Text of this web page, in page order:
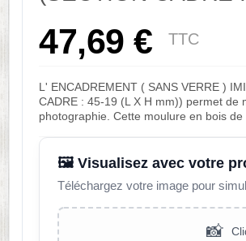
47,69 € TTC
L' ENCADREMENT ( SANS VERRE )
CADRE : 45-19 (L X H mm)) permet
photographie. Cette moulure en bois
🖼️ Visualisez avec votre
Téléchargez votre image pour
📸